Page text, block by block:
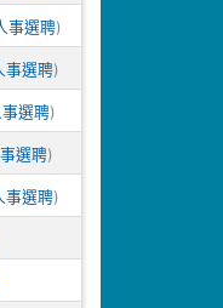
事選聘)
事選聘)
事選聘)
選聘)
事選聘)